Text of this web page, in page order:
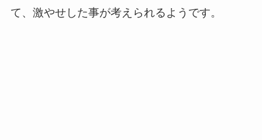
て、激やせした事が考えられるようです。